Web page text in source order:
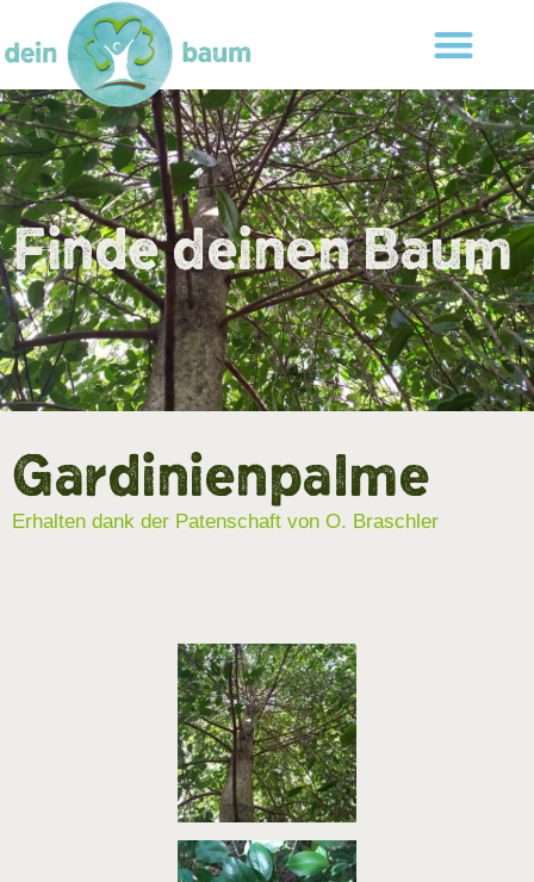
Finde deinen Baum
Gardinienpalme
Erhalten dank der Patenschaft von O. Braschler